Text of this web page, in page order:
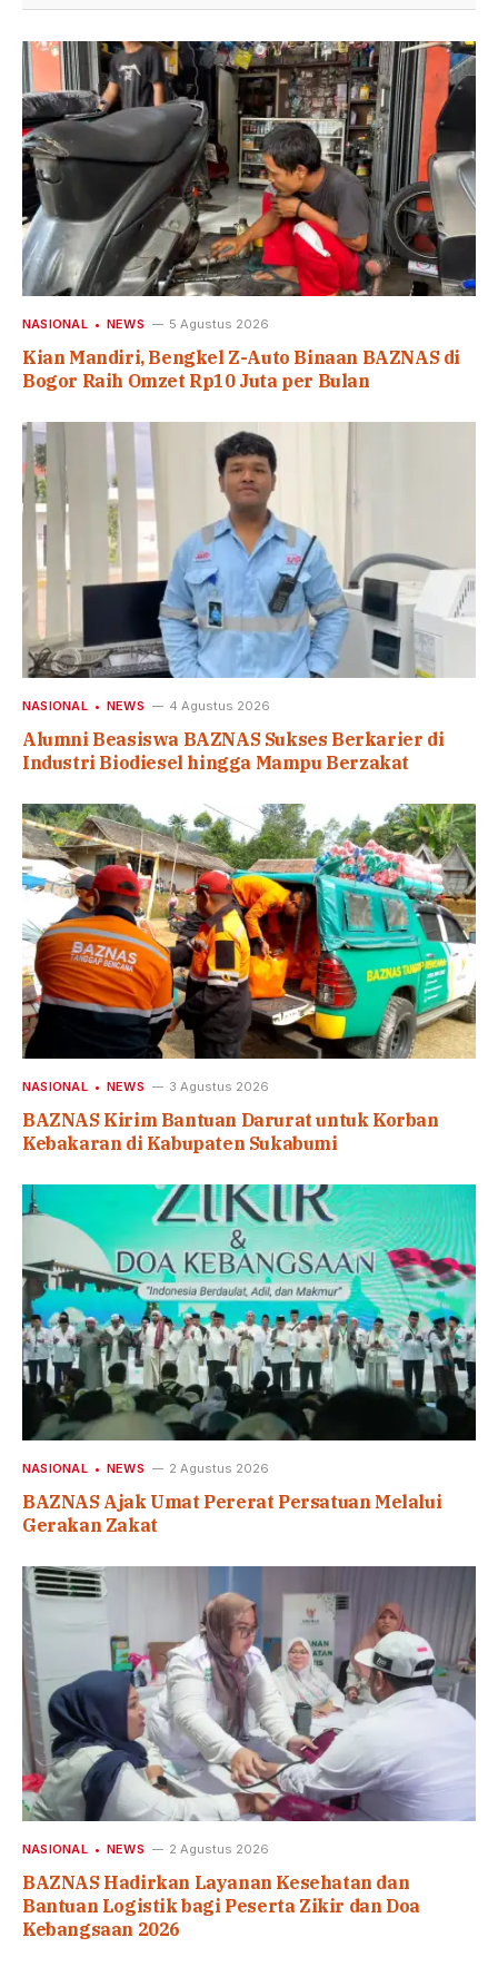
NASIONAL NEWS 5 Agustus 2026
Kian Mandiri, Bengkel Z-Auto Binaan BAZNAS di
Bogor Raih Omzet Rp10 Juta per Bulan
NASIONAL NEWS 4 Agustus 2026
Alumni Beasiswa BAZNAS Sukses Berkarier di
Industri Biodiesel hingga Mampu Berzakat
NASIONAL NEWS 3 Agustus 2026
BAZNAS Kirim Bantuan Darurat untuk Korban
Kebakaran di Kabupaten Sukabumi
NASIONAL NEWS 2 Agustus 2026
BAZNAS Ajak Umat Pererat Persatuan Melalui
Gerakan Zakat
NASIONAL NEWS 2 Agustus 2026
BAZNAS Hadirkan Layanan Kesehatan dan
Bantuan Logistik bagi Peserta Zikir dan Doa
Kebangsaan 2026